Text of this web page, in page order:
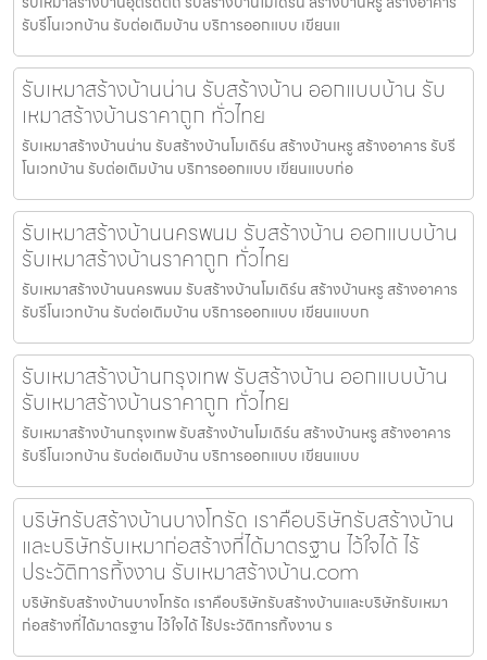
รับรีโนเวทบ้าน รับต่อเติมบ้าน บริการออกแบบ เขียนแ
รับเหมาสร้างบ้านน่าน รับสร้างบ้าน ออกแบบบ้าน รับ
เหมาสร้างบ้านราคาถูก ทั่วไทย
รับเหมาสร้างบ้านน่าน รับสร้างบ้านโมเดิร์น สร้างบ้านหรู สร้างอาคาร รับรี
โนเวทบ้าน รับต่อเติมบ้าน บริการออกแบบ เขียนแบบก่อ
รับเหมาสร้างบ้านนครพนม รับสร้างบ้าน ออกแบบบ้าน
รับเหมาสร้างบ้านราคาถูก ทั่วไทย
รับเหมาสร้างบ้านนครพนม รับสร้างบ้านโมเดิร์น สร้างบ้านหรู สร้างอาคาร
รับรีโนเวทบ้าน รับต่อเติมบ้าน บริการออกแบบ เขียนแบบก
รับเหมาสร้างบ้านกรุงเทพ รับสร้างบ้าน ออกแบบบ้าน
รับเหมาสร้างบ้านราคาถูก ทั่วไทย
รับเหมาสร้างบ้านกรุงเทพ รับสร้างบ้านโมเดิร์น สร้างบ้านหรู สร้างอาคาร
รับรีโนเวทบ้าน รับต่อเติมบ้าน บริการออกแบบ เขียนแบบ
บริษัทรับสร้างบ้านบางโทรัด เราคือบริษัทรับสร้างบ้าน
และบริษัทรับเหมาก่อสร้างที่ได้มาตรฐาน ไว้ใจได้ ไร้
ประวัติการทิ้งงาน รับเหมาสร้างบ้าน.com
บริษัทรับสร้างบ้านบางโทรัด เราคือบริษัทรับสร้างบ้านและบริษัทรับเหมา
ก่อสร้างที่ได้มาตรฐาน ไว้ใจได้ ไร้ประวัติการทิ้งงาน ร